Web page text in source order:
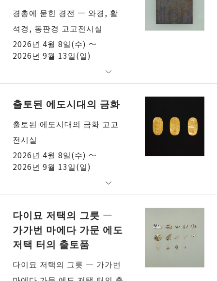
경총에 묻힌 경전 ― 와경, 활
석경, 동판경 고고전시실
2026년 4월 8일(수) ～
2026년 9월 13일(일)
출토된 에도시대의 금화
출토된 에도시대의 금화 고고
전시실
2026년 4월 8일(수) ～
2026년 9월 13일(일)
다이묘 저택의 그릇 ―
가가번 마에다 가문 에도
저택 터의 출토품
다이묘 저택의 그릇 ― 가가번